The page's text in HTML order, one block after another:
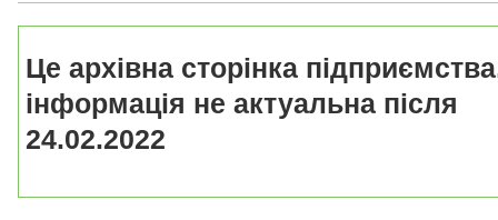
Це архівна сторінка
інформація не актуальна після
24.02.2022